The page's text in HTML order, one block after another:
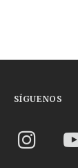
SÍGUENOS